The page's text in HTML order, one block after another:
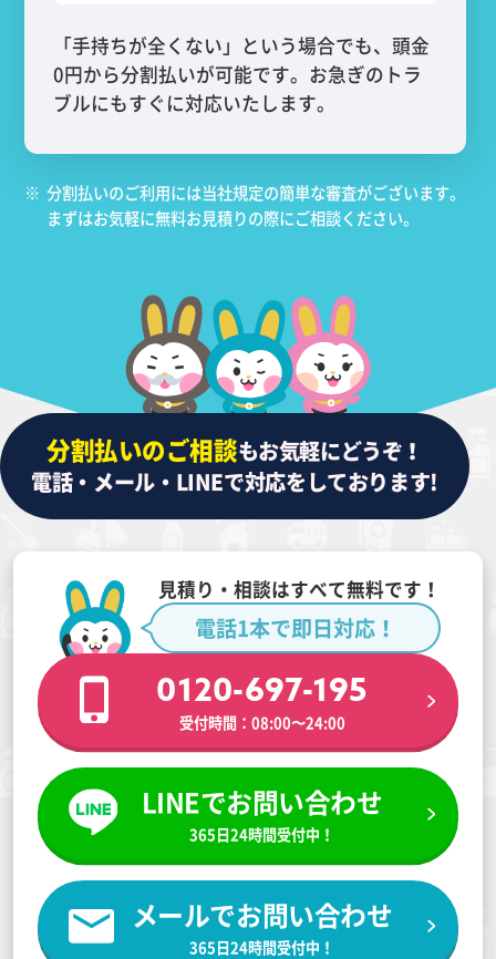
「手持ちが全くない」という場合でも、頭金
0円から分割払いが可能です。お急ぎのトラ
ブルにもすぐに対応いたします。
※ 分割払いのご利用には当社規定の簡単な審査がございます。
まずはお気軽に無料お見積りの際にご相談ください。
分割払いのご相談もお気軽にどうぞ！
電話・メール・LINEで対応をしております!
見積り・相談はすべて無料です！
電話1本で即日対応！
0120-697-195
受付時間：08:00〜24:00
LINEでお問い合わせ
365日24時間受付中！
メールでお問い合わせ
365日24時間受付中！